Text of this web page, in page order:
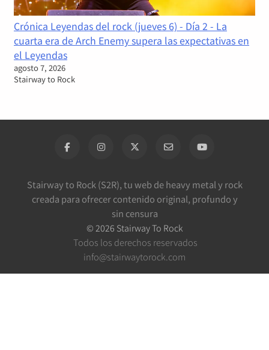
Crónica Leyendas del rock (jueves 6) - Día 2 - La
cuarta era de Arch Enemy supera las expectativas en
el Leyendas
agosto 7, 2026
Stairway to Rock
Stairway to Rock (S2R), tu web de heavy metal y rock
creada para ofrecer contenido original, profundo y
sin censura
© 2026 Stairway To Rock
Todos los derechos reservados
info@stairwaytorock.com